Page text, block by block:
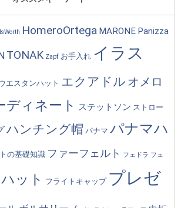
HomeroOrtega MARONE Panizza
TONAK Zapf お手入れ イラス
エスタンハット エクアドル オメロ
ディネート ステットソン ストロー
ハンチング帽 パナマ パナマハ
の基礎知識 ファーフェルト フェドラ フェ
ット フライトキャップ プレゼ